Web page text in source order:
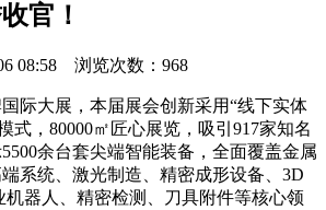
官！
08:58 浏览次数： 968
际大展，本届展会创新采用“线下实体
式，80000㎡匠心展览，吸引917家知名
余台套尖端智能装备，全面覆盖金属
系统、激光制造、精密成形设备、3D
器人、精密检测、刀具附件等核心领